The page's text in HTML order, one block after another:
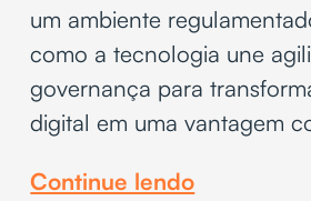
um ambiente
como a tecnologia une
governança para
digital em uma vantagem
Continue lendo